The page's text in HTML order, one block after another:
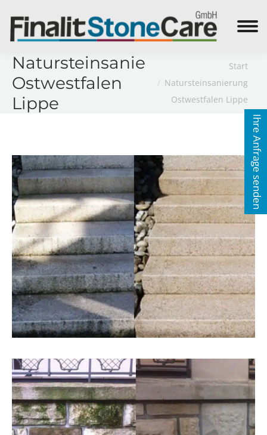
Search:
Natursteinsanierung
Ostwestfalen
Lippe
Sie befinden sich hier:
Start
Natursteinsanierung
Ostwestfalen Lippe
Ihre Anfrage senden